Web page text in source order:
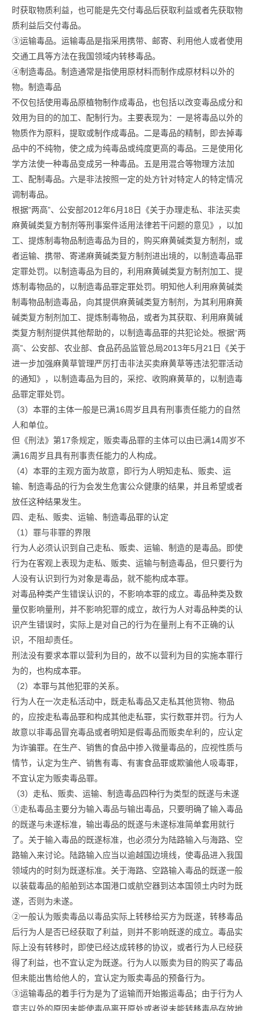
时获取物质利益，也可能是先交付毒品后获取利益或者先获取物
质利益后交付毒品。
③运输毒品。运输毒品是指采用携带、邮寄、利用他人或者使用
交通工具等方法在我国领域内转移毒品。
④制造毒品。制造通常是指使用原材料而制作成原材料以外的
物。制造毒品
不仅包括使用毒品原植物制作成毒品，也包括以改变毒品成分和
效用为目的的加工、配制行为。主要表现为：一是将毒品以外的
物质作为原料，提取或制作成毒品。二是毒品的精制，即去掉毒
品中的不纯物，使之成为纯毒品或纯度更高的毒品。三是使用化
学方法使一种毒品变成另一种毒品。五是用混合等物理方法加
工、配制毒品。六是非法按照一定的处方针对特定人的特定情况
调制毒品。
根据“两高”、公安部2012年6月18日《关于办理走私、非法买卖
麻黄碱类复方制剂等刑事案件适用法律若干问题的意见》，以加
工、提炼制毒物品制造毒品为目的，购买麻黄碱类复方制剂，或
者运输、携带、寄递麻黄碱类复方制剂进出境的，以制造毒品罪
定罪处罚。以制造毒品为目的，利用麻黄碱类复方制剂加工、提
炼制毒物品的，以制造毒品罪定罪处罚。明知他人利用麻黄碱类
制毒物品制造毒品，向其提供麻黄碱类复方制剂，为其利用麻黄
碱类复方制剂加工、提炼制毒物品，或者为其获取、利用麻黄碱
类复方制剂提供其他帮助的，以制造毒品罪的共犯论处。根据“两
高”、公安部、农业部、食品药品监管总局2013年5月21日《关于
进一步加强麻黄草管理严厉打击非法买卖麻黄草等违法犯罪活动
的通知》，以制造毒品为目的，采挖、收购麻黄草的，以制造毒
品罪定罪处罚。
（3）本罪的主体一般是已满16周岁且具有刑事责任能力的自然
人和单位。
但《刑法》第17条规定，贩卖毒品罪的主体可以由已满14周岁不
满16周岁且具有刑事责任能力的人构成。
（4）本罪的主观方面为故意，即行为人明知走私、贩卖、运
输、制造毒品的行为会发生危害公众健康的结果，并且希望或者
放任这种结果发生。
四、走私、贩卖、运输、制造毒品罪的认定
（1）罪与非罪的界限
行为人必须认识到自己走私、贩卖、运输、制造的是毒品。即使
行为在客观上表现为走私、贩卖、运输与制造毒品，但只要行为
人没有认识到行为对象是毒品，就不能构成本罪。
对毒品种类产生错误认识的，不影响本罪的成立。毒品种类及数
量仅影响量刑，并不影响犯罪的成立，故行为人对毒品种类的认
识产生错误时，实际上是对自己的行为在量刑上有不正确的认
识，不阻却责任。
刑法没有要求本罪以营利为目的，故不以营利为目的实施本罪行
为的，也构成本罪。
（2）本罪与其他犯罪的关系。
行为人在一次走私活动中，既走私毒品又走私其他货物、物品
的，应按走私毒品罪和构成其他走私罪，实行数罪并罚。行为人
故意以非毒品冒充毒品或者明知是假毒品而贩卖牟利的，应认定
为诈骗罪。在生产、销售的食品中掺入微量毒品的，应视性质与
情节，认定为生产、销售有毒、有害食品罪或欺骗他人吸毒罪，
不宜认定为贩卖毒品罪。
（3）走私、贩卖、运输、制造毒品四种行为类型的既遂与未遂
①走私毒品主要分为输入毒品与输出毒品，只要明确了输入毒品
的既遂与未遂标准，输出毒品的既遂与未遂标准简单套用就行
了。关于输入毒品的既遂标准，也必须分为陆路输入与海路、空
路输入来讨论。陆路输入应当以逾越国边境线，使毒品进入我国
领域内的时刻为既遂标准。关于海路、空路输入毒品的既遂一般
以装载毒品的船舶到达本国港口或航空器到达本国领土内时为既
遂，否则为未遂。
②一般认为贩卖毒品以毒品实际上转移给买方为既遂，转移毒品
后行为人是否已经获取了利益，则并不影响既遂的成立。毒品实
际上没有转移时，即使已经达成转移的协议，或者行为人已经获
得了利益，也不宜认定为既遂。行为人以贩卖为目的购买了毒品
但未能出售给他人的，宜认定为贩卖毒品的预备行为。
③运输毒品的着手行为是为了运输而开始搬运毒品；由于行为人
意志以外的原因未能使毒品离开原处或者说未能转移毒品存放地